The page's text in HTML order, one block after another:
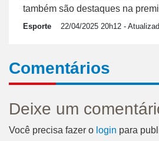
também são destaques na
Esporte 22/04/2025 20h12 -
Comentários
Deixe um
Você precisa fazer o login para